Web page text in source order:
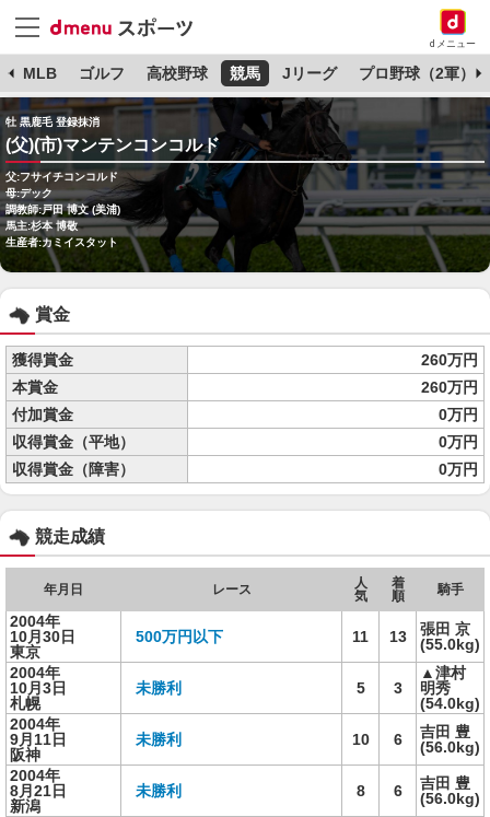
dメニュー
MLB ゴルフ 高校野球 競馬 Jリーグ プロ野球（2軍）
牡 黒鹿毛 登録抹消
(父)(市)マンテンコンコルド
父:フサイチコンコルド
母:デック
調教師:戸田 博文 (美浦)
馬主:杉本 博敬
生産者:カミイスタット
賞金
獲得賞金
260万円
本賞金
260万円
付加賞金
0万円
収得賞金（平地）
0万円
収得賞金（障害）
0万円
競走成績
年月日 レース
人
気
着
順
騎手
2004年
10月30日
東京
500万円以下 11 13
張田 京
(55.0kg)
2004年
10月3日
札幌
未勝利 5 3
▲津村
明秀
(54.0kg)
2004年
9月11日
阪神
未勝利 10 6
吉田 豊
(56.0kg)
2004年
8月21日
新潟
未勝利 8 6
吉田 豊
(56.0kg)